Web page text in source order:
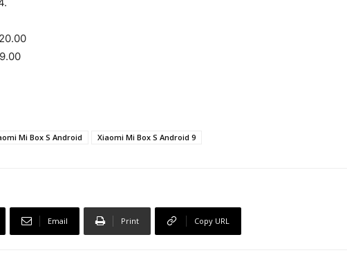
Mi Box S Android Xiaomi Mi Box S Android 9
Email Print Copy URL